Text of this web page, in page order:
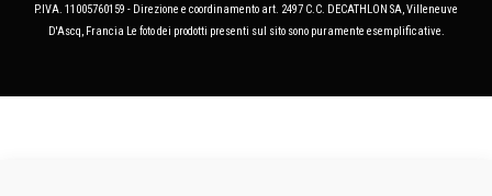
P.IVA. 11005760159 - Direzione e coordinamento art. 2497 C.C. DECATHLON SA, Villeneuve
D'Ascq, Francia Le foto dei prodotti presenti sul sito sono puramente esemplificative.